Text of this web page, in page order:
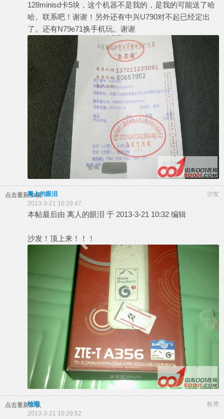
128minisd卡5块，这个机器不是我的，是我的可能送了哈
哈。联系吧！谢谢！另外还有中兴U790对不起已经定出
了。还有N79e71换手机玩。谢谢
点击重新加载 沙发
离人的眼泪
2013-3-21 10:29:47
本帖最后由 离人的眼泪 于 2013-3-21 10:32 编辑
沙发！顶上来！！！
点击重新加载 板凳
枯雨
2013-3-21 10:29:52